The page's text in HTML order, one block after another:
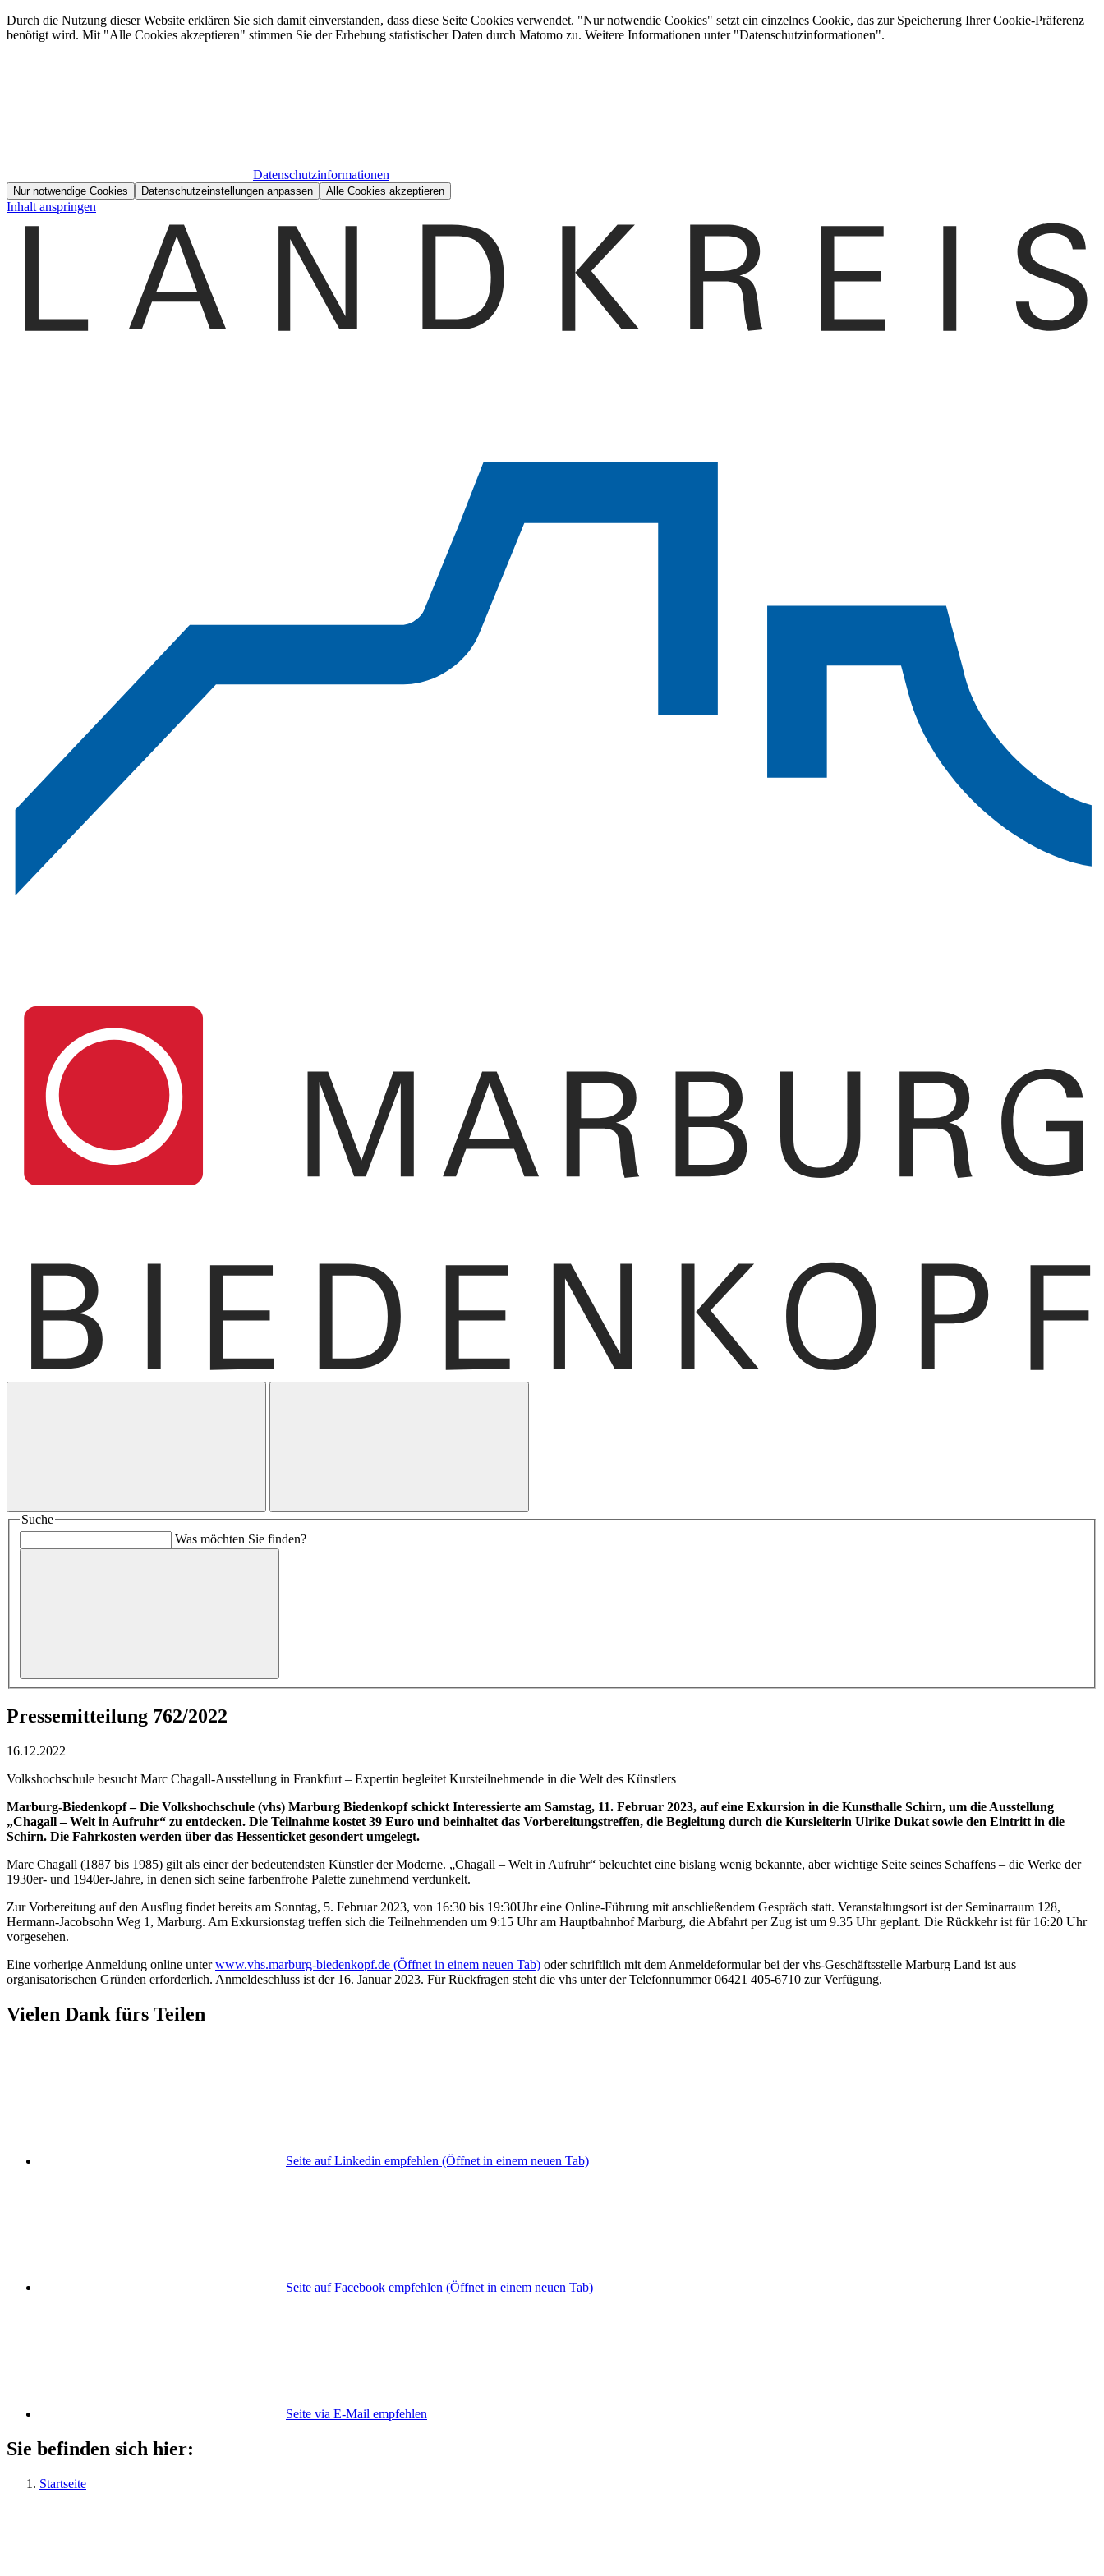
Durch die Nutzung dieser Website erklären Sie sich damit einverstanden, dass diese Seite Cookies verwendet. "Nur notwendie Cookies" setzt ein einzelnes Cookie, das zur Speicherung Ihrer Cookie-Präferenz
benötigt wird. Mit "Alle Cookies akzeptieren" stimmen Sie der Erhebung statistischer Daten durch Matomo zu. Weitere Informationen unter "Datenschutzinformationen".
Datenschutzinformationen
Nur notwendige Cookies Datenschutzeinstellungen anpassen Alle Cookies akzeptieren
Inhalt anspringen
Suche
Was möchten Sie finden?
Pressemitteilung 762/2022
16.12.2022
Volkshochschule besucht Marc Chagall-Ausstellung in Frankfurt – Expertin begleitet Kursteilnehmende in die Welt des Künstlers
Marburg-Biedenkopf – Die Volkshochschule (vhs) Marburg Biedenkopf schickt Interessierte am Samstag, 11. Februar 2023, auf eine Exkursion in die Kunsthalle Schirn, um die Ausstellung
„Chagall – Welt in Aufruhr“ zu entdecken. Die Teilnahme kostet 39 Euro und beinhaltet das Vorbereitungstreffen, die Begleitung durch die Kursleiterin Ulrike Dukat sowie den Eintritt in die
Schirn. Die Fahrkosten werden über das Hessenticket gesondert umgelegt.
Marc Chagall (1887 bis 1985) gilt als einer der bedeutendsten Künstler der Moderne. „Chagall – Welt in Aufruhr“ beleuchtet eine bislang wenig bekannte, aber wichtige Seite seines Schaffens – die Werke der
1930er- und 1940er-Jahre, in denen sich seine farbenfrohe Palette zunehmend verdunkelt.
Zur Vorbereitung auf den Ausflug findet bereits am Sonntag, 5. Februar 2023, von 16:30 bis 19:30Uhr eine Online-Führung mit anschließendem Gespräch statt. Veranstaltungsort ist der Seminarraum 128,
Hermann-Jacobsohn Weg 1, Marburg. Am Exkursionstag treffen sich die Teilnehmenden um 9:15 Uhr am Hauptbahnhof Marburg, die Abfahrt per Zug ist um 9.35 Uhr geplant. Die Rückkehr ist für 16:20 Uhr
vorgesehen.
Eine vorherige Anmeldung online unterwww.vhs.marburg-biedenkopf.de (Öffnet in einem neuen Tab) oder schriftlich mit dem Anmeldeformular bei der vhs-Geschäftsstelle Marburg Land ist aus
organisatorischen Gründen erforderlich. Anmeldeschluss ist der 16. Januar 2023. Für Rückfragen steht die vhs unter der Telefonnummer 06421 405-6710 zur Verfügung.
Vielen Dank fürs Teilen
Seite auf Linkedin empfehlen (Öffnet in einem neuen Tab)
Seite auf Facebook empfehlen (Öffnet in einem neuen Tab)
Seite via E-Mail empfehlen
Sie befinden sich hier:
Startseite